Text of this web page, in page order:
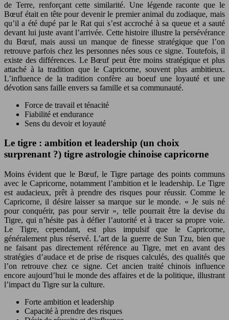
de Terre, renforçant cette similarité. Une légende raconte que le
Bœuf était en tête pour devenir le premier animal du zodiaque, mais
qu’il a été dupé par le Rat qui s’est accroché à sa queue et a sauté
devant lui juste avant l’arrivée. Cette histoire illustre la persévérance
du Bœuf, mais aussi un manque de finesse stratégique que l’on
retrouve parfois chez les personnes nées sous ce signe. Toutefois, il
existe des différences. Le Bœuf peut être moins stratégique et plus
attaché à la tradition que le Capricorne, souvent plus ambitieux.
L’influence de la tradition confère au boeuf une loyauté et une
dévotion sans faille envers sa famille et sa communauté.
Force de travail et ténacité
Fiabilité et endurance
Sens du devoir et loyauté
Le tigre : ambition et leadership (un choix
surprenant ?) tigre astrologie chinoise capricorne
Moins évident que le Bœuf, le Tigre partage des points communs
avec le Capricorne, notamment l’ambition et le leadership. Le Tigre
est audacieux, prêt à prendre des risques pour réussir. Comme le
Capricorne, il désire laisser sa marque sur le monde. « Je suis né
pour conquérir, pas pour servir », telle pourrait être la devise du
Tigre, qui n’hésite pas à défier l’autorité et à tracer sa propre voie.
Le Tigre, cependant, est plus impulsif que le Capricorne,
généralement plus réservé. L’art de la guerre de Sun Tzu, bien que
ne faisant pas directement référence au Tigre, met en avant des
stratégies d’audace et de prise de risques calculés, des qualités que
l’on retrouve chez ce signe. Cet ancien traité chinois influence
encore aujourd’hui le monde des affaires et de la politique, illustrant
l’impact du Tigre sur la culture.
Forte ambition et leadership
Capacité à prendre des risques